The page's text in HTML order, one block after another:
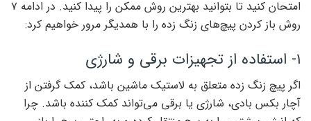
امتحان کنید تا بتوانید بهترین روش ممکن را پیدا کنید. در ادامه ۷
روش باز کردن پیچ‌های زنگ زده را با همدیگر مرور خواهیم کرد:
۱- استفاده از تجهیزات برقی و شارژی
اگر پیچ زنگ زده متعلق به لاستیک ماشین باشد، کمک گرفتن از
آچار بکس بادی، شارژی یا برقی می‌تواند کمک کننده باشد. چرا